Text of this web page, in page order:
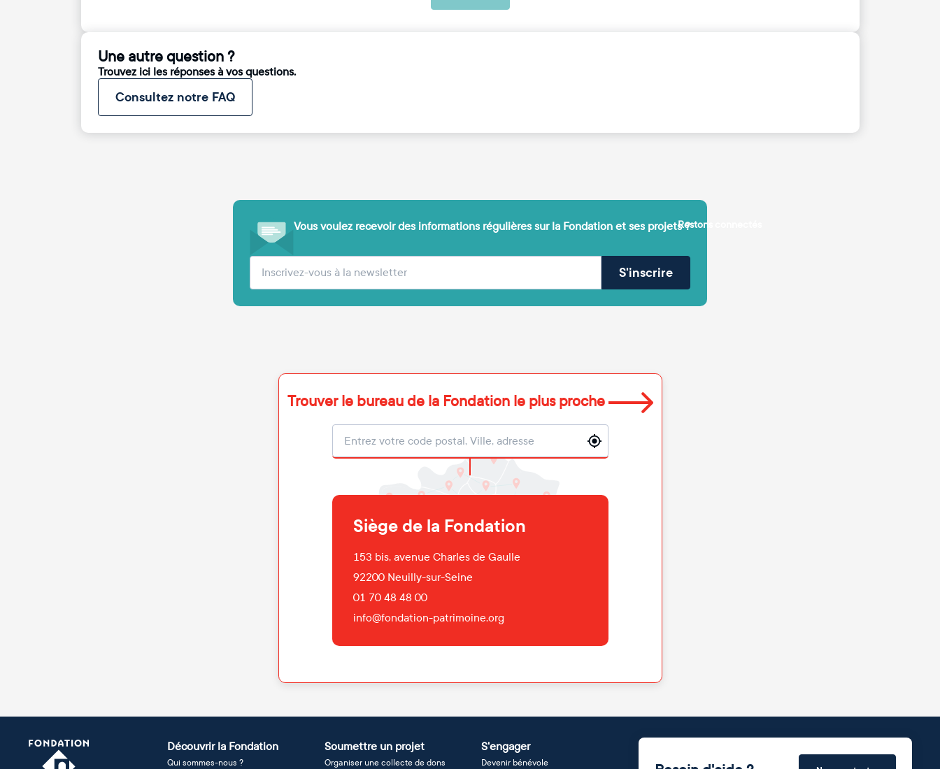
Une autre question ?
Trouvez ici les réponses à vos questions.
Consultez notre FAQ
Vous voulez recevoir des informations régulières sur la Fondation et ses projets ?
Votre adresse e-mail (obligatoire) S'inscrire
Restons connectés
Trouver le bureau de la Fondation le plus proche
Localisation
Siège de la Fondation
153 bis, avenue Charles de Gaulle
92200 Neuilly-sur-Seine
01 70 48 48 00
info@fondation-patrimoine.org
Découvrir la Fondation
Qui sommes-nous ?
Soumettre un projet
Organiser une collecte de dons
S'engager
Devenir bénévole